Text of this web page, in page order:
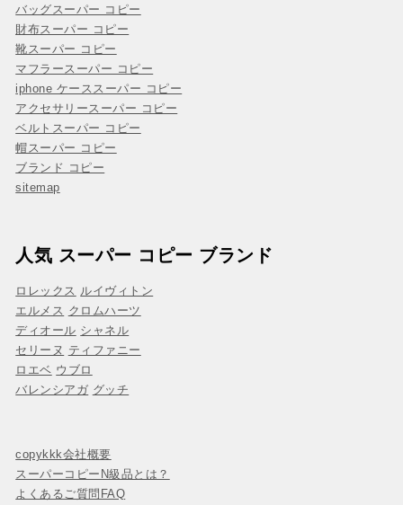
バッグスーパー コピー
財布スーパー コピー
靴スーパー コピー
マフラースーパー コピー
iphone ケーススーパー コピー
アクセサリースーパー コピー
ベルトスーパー コピー
帽スーパー コピー
ブランド コピー
sitemap
人気 スーパー コピー ブランド
ロレックス ルイヴィトン
エルメス クロムハーツ
ディオール シャネル
セリーヌ ティファニー
ロエベ ウブロ
バレンシアガ グッチ
copykkk会社概要
スーパーコピーN級品とは？
よくあるご質問FAQ